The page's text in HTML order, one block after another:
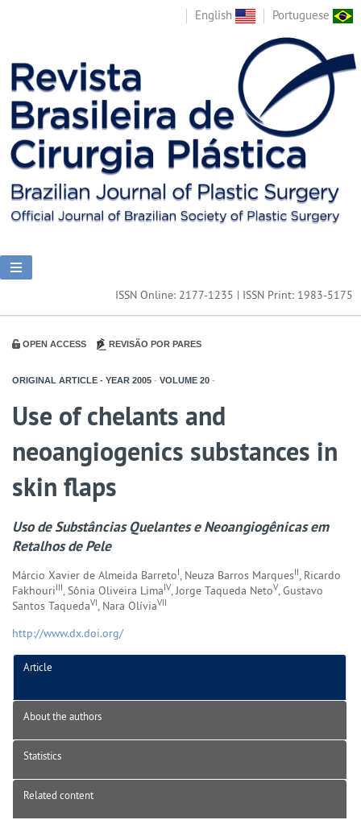
English Portuguese
ISSN Online: 2177-1235 | ISSN Print: 1983-5175
OPEN ACCESS REVISÃO POR PARES
ORIGINAL ARTICLE - YEAR 2005 - VOLUME 20 -
Use of chelants and
neoangiogenics substances in
skin flaps
Uso de Substâncias Quelantes e Neoangiogênicas em
Retalhos de Pele
Márcio Xavier de Almeida BarretoI, Neuza Barros MarquesII, Ricardo
FakhouriIII, Sônia Oliveira LimaIV, Jorge Taqueda NetoV, Gustavo
Santos TaquedaVI, Nara OlíviaVII
http://www.dx.doi.org/
Article
About the authors
Statistics
Related content